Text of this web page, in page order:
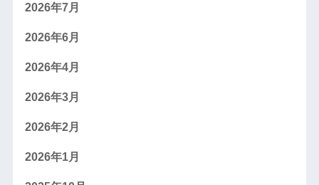
2026年7月
2026年6月
2026年4月
2026年3月
2026年2月
2026年1月